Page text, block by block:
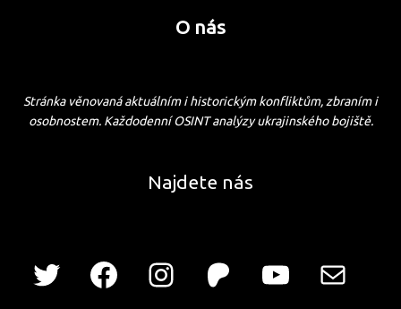
O nás
Stránka věnovaná aktuálním i historickým konfliktům, zbraním i
osobnostem. Každodenní OSINT analýzy ukrajinského bojiště.
Najdete nás